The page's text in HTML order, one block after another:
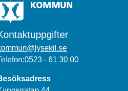
- 61 30 00